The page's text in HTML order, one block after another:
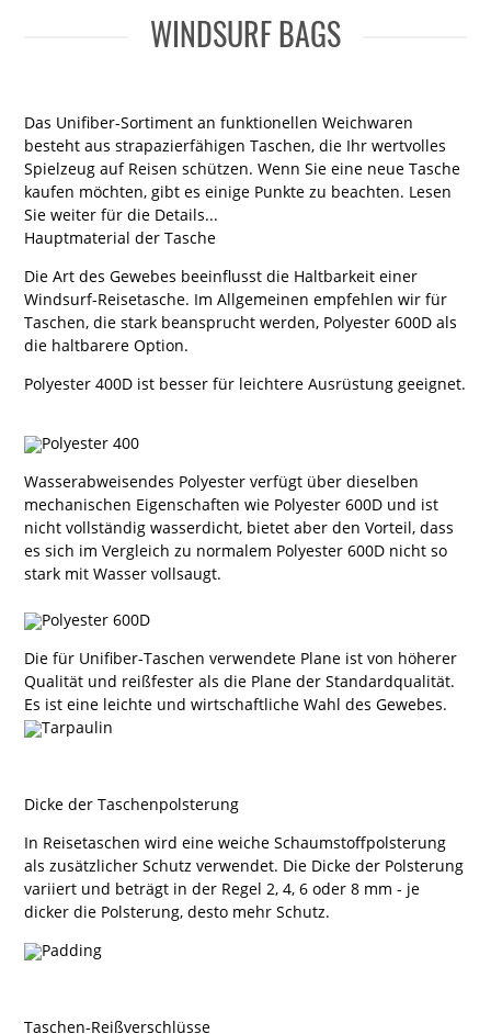
WINDSURF BAGS
Das Unifiber-Sortiment an funktionellen Weichwaren
besteht aus strapazierfähigen Taschen, die Ihr wertvolles
Spielzeug auf Reisen schützen. Wenn Sie eine neue Tasche
kaufen möchten, gibt es einige Punkte zu beachten. Lesen
Sie weiter für die Details...
Hauptmaterial der Tasche
Die Art des Gewebes beeinflusst die Haltbarkeit einer
Windsurf-Reisetasche. Im Allgemeinen empfehlen wir für
Taschen, die stark beansprucht werden, Polyester 600D als
die haltbarere Option.
Polyester 400D ist besser für leichtere Ausrüstung geeignet.
Wasserabweisendes Polyester verfügt über dieselben
mechanischen Eigenschaften wie Polyester 600D und ist
nicht vollständig wasserdicht, bietet aber den Vorteil, dass
es sich im Vergleich zu normalem Polyester 600D nicht so
stark mit Wasser vollsaugt.
Die für Unifiber-Taschen verwendete Plane ist von höherer
Qualität und reißfester als die Plane der Standardqualität.
Es ist eine leichte und wirtschaftliche Wahl des Gewebes.
Dicke der Taschenpolsterung
In Reisetaschen wird eine weiche Schaumstoffpolsterung
als zusätzlicher Schutz verwendet. Die Dicke der Polsterung
variiert und beträgt in der Regel 2, 4, 6 oder 8 mm - je
dicker die Polsterung, desto mehr Schutz.
Taschen-Reißverschlüsse